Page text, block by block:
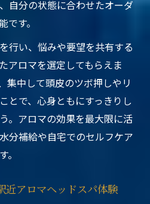
自分の状態に合わせたオーダ
す。
行い、悩みや要望を共有する
アロマを選定してもらえま
集中して頭皮のツボ押しやリ
とで、心身ともにすっきりし
。アロマの効果を最大限に活
分補給や自宅でのセルフケア
近アロマヘッドスパ体験